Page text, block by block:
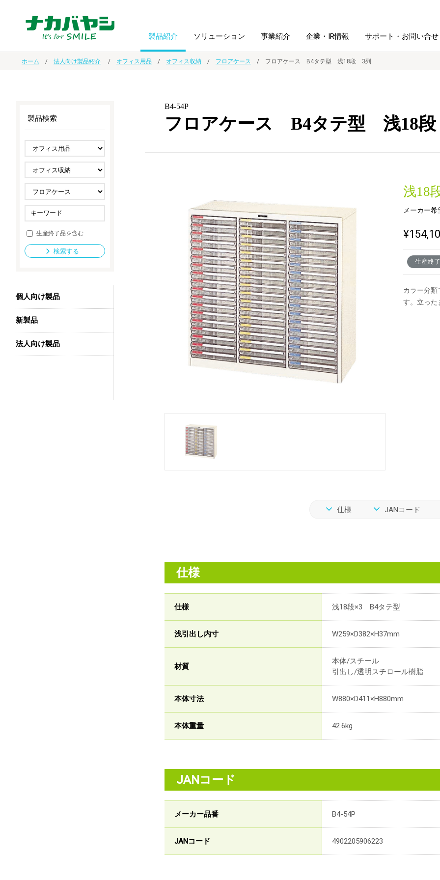
製品紹介
ノート・紙製品
ファイル・
ホルダー用品
スマートフォン・
タブレット関連
防災・
セキュリティ用品
シルバー
法人向け製品 新製品一覧
ソリューション
オーダー手帳・ノベルティ制作 学校ソリューション
ドキュメントスキャニングサービス
導入事例
事業紹介 企業・IR情報
IR情報 沿革
サステナビリティ
サポート・お問い合せ
ホーム 法人向け製品紹介 オフィス用品 オフィス収納 フロアケース フロアケース B4タテ型 浅18段 3列
B4-54P
フロアケース B4タテ型 浅18
浅18
メーカー
生産終
カラー分類
す。立った
仕様 JANコード
仕様
仕様 浅18段×3 B4タテ型
浅引出し内寸 W259×D382×H37mm
材質
本体/スチール
引出し/透明スチロール樹脂
本体寸法 W880×D411×H880mm
本体重量 42.6kg
JANコード
メーカー品番 B4-54P
JANコード 4902205906223
製品検索
生産終了品を含む
検索する
個人向け製品
新製品
法人向け製品